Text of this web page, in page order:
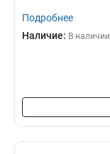
Подробнее
Наличие: В наличии